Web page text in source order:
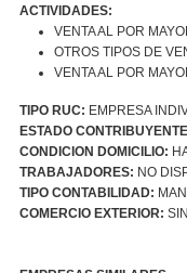
ACTIVIDADES:
VENTA AL POR
OTROS TIPOS DE
VENTA AL POR
TIPO RUC: EMPRESA
ESTADO
CONDICION DOMICILIO:
TRABAJADORES: NO
TIPO CONTABILIDAD:
COMERCIO EXTERIOR: